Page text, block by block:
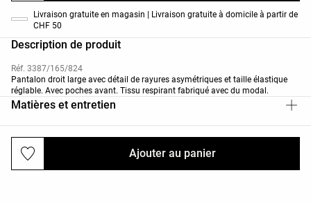
Ajouter au panier
Livraison gratuite en magasin | Livraison gratuite à domicile à partir de
CHF 50
Description de produit
Réf. 3387/165/824
Pantalon droit large avec détail de rayures asymétriques et taille élastique
réglable. Avec poches avant. Tissu respirant fabriqué avec du modal.
Matières et entretien
Livraisons et retours